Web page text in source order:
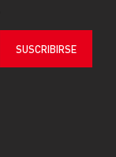
SUSCRIBIRSE